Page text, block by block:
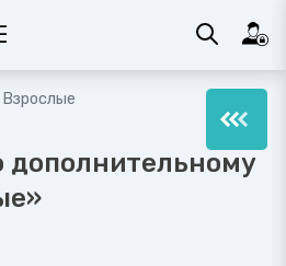
Взрослые
дополнительному